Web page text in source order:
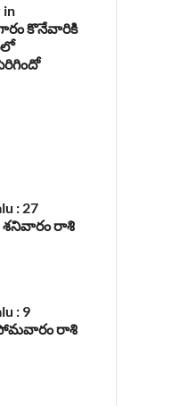
in
కొనేవారికి
: 27
శనివారం రాశి
: 9
సోమవారం రాశి